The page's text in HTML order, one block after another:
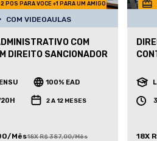
POS PARA VOCE +1 PARA UM AMIGO
COM VIDEOAULAS
COM
DIREITO SANCIONADOR
100% EAD
2 A 12 MESES
Mês18X R$ 387,00/Mês 18X